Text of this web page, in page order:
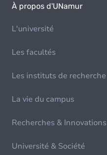
À propos d'UNamur
L'université
Les facultés
Les instituts de recherche
La vie du campus
Recherches & Innovations
Université & Société